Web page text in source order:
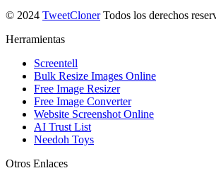
© 2024 TweetCloner Todos los derechos
Herramientas
Screentell
Bulk Resize Images Online
Free Image Resizer
Free Image Converter
Website Screenshot Online
AI Trust List
Needoh Toys
Otros Enlaces